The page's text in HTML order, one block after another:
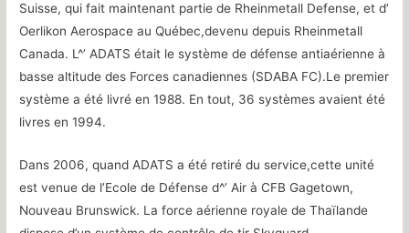
Suisse, qui fait maintenant partie de Rheinmetall Defense, et d’
Oerlikon Aerospace au Québec,devenu depuis Rheinmetall
Canada. L^’ ADATS était le système de défense antiaérienne à
basse altitude des Forces canadiennes (SDABA FC).Le premier
système a été livré en 1988. En tout, 36 systèmes avaient été
livres en 1994.
Dans 2006, quand ADATS a été retiré du service,cette unité
est venue de l’Ecole de Défense d^’ Air à CFB Gagetown,
Nouveau Brunswick. La force aérienne royale de Thaïlande